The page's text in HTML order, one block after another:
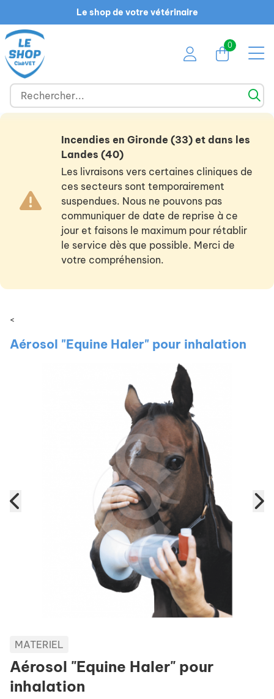
Le shop de votre vétérinaire
0
Incendies en Gironde (33) et dans les
Landes (40)
Les livraisons vers certaines cliniques de
ces secteurs sont temporairement
suspendues. Nous ne pouvons pas
communiquer de date de reprise à ce
jour et faisons le maximum pour rétablir
le service dès que possible. Merci de
votre compréhension.
<
Aérosol "Equine Haler" pour inhalation
MATERIEL
Aérosol "Equine Haler" pour
inhalation